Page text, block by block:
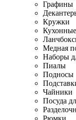
Графины
Кружки
Медная
Наборы
Пиалы
Подносы
Чайники
Посуда
Рюмки